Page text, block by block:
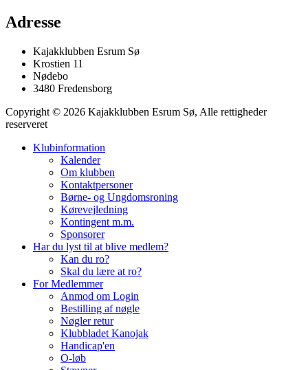
Adresse
Kajakklubben Esrum Sø
Krostien 11
Nødebo
3480 Fredensborg
Copyright © 2026 Kajakklubben Esrum Sø, Alle rettigheder
reserveret
Klubinformation
Kalender
Om klubben
Kontaktpersoner
Børne- og Ungdomsroning
Kørevejledning
Kontingent m.m.
Sponsorer
Har du lyst til at blive medlem?
Kan du ro?
Skal du lære at ro?
For Medlemmer
Anmod om Login
Bestilling af nøgle
Nøgler retur
Klubbladet Kanojak
Handicap'en
O-løb